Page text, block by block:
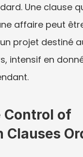
Une clause
affaire peut
projet destiné
intensif en
Control of
Clauses